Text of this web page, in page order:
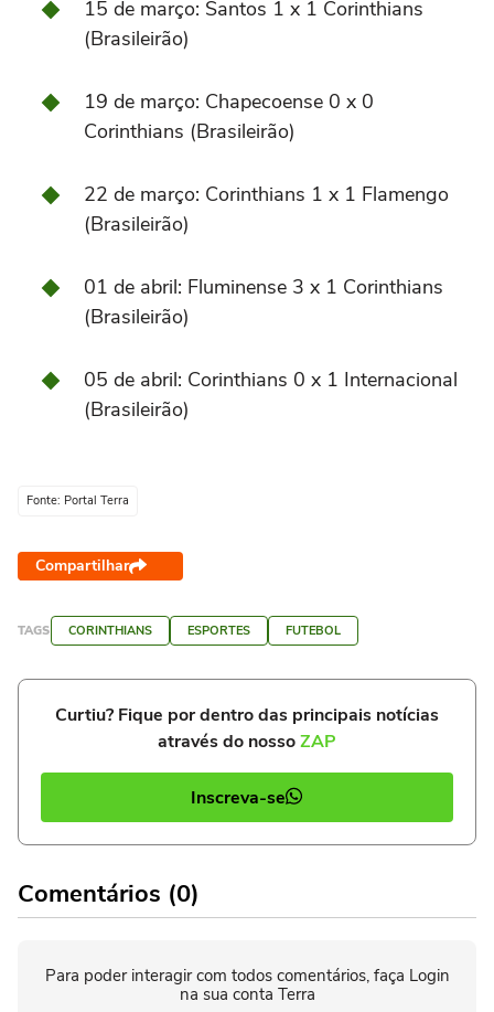
15 de março: Santos 1 x 1 Corinthians
(Brasileirão)
19 de março: Chapecoense 0 x 0
Corinthians (Brasileirão)
22 de março: Corinthians 1 x 1 Flamengo
(Brasileirão)
01 de abril: Fluminense 3 x 1 Corinthians
(Brasileirão)
05 de abril: Corinthians 0 x 1 Internacional
(Brasileirão)
Fonte: Portal Terra
Compartilhar
TAGS CORINTHIANS ESPORTES FUTEBOL
Curtiu? Fique por dentro das principais notícias
através do nossoZAP
Inscreva-se
Comentários (0)
Para poder interagir com todos comentários, faça Login
na sua conta Terra